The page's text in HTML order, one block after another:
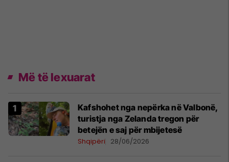
Më të lexuarat
Kafshohet nga nepërka në Valbonë,
turistja nga Zelanda tregon për
betejën e saj për mbijetesë
Shqipëri 28/06/2026